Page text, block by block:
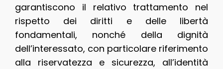
garantiscono il relativo trattamento nel
rispetto dei diritti e delle libertà
fondamentali, nonché della dignità
dell’interessato, con particolare riferimento
alla riservatezza e sicurezza, all’identità